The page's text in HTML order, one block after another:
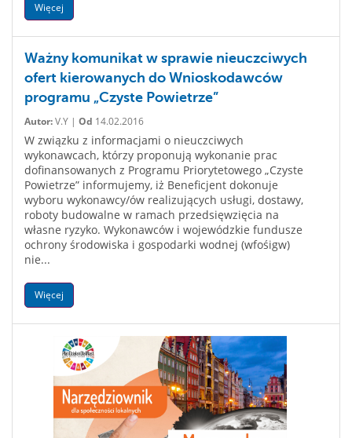
Więcej
Ważny komunikat w sprawie nieuczciwych
ofert kierowanych do Wnioskodawców
programu „Czyste Powietrze”
Autor:V.Y | Od 14.02.2016
W związku z informacjami o nieuczciwych
wykonawcach, którzy proponują wykonanie prac
dofinansowanych z Programu Priorytetowego „Czyste
Powietrze” informujemy, iż Beneficjent dokonuje
wyboru wykonawcy/ów realizujących usługi, dostawy,
roboty budowalne w ramach przedsięwzięcia na
własne ryzyko. Wykonawców i wojewódzkie fundusze
ochrony środowiska i gospodarki wodnej (wfośigw)
nie...
Więcej